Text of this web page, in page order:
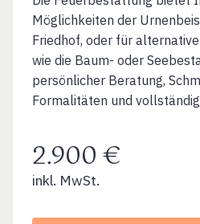
Möglichkeiten der
Friedhof, oder für
wie die Baum- oder
persönlicher Beratung,
Formalitäten und
2.900 €
inkl. MwSt.